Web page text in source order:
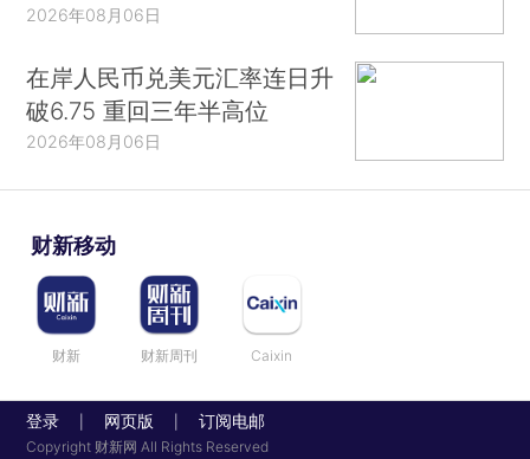
2026年08月06日
在岸人民币兑美元汇率连日升
破6.75 重回三年半高位
2026年08月06日
财新移动
财新 财新周刊 Caixin
登录 网页版 订阅电邮
Copyright 财新网 All Rights Reserved